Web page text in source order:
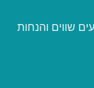
שווים והנחות